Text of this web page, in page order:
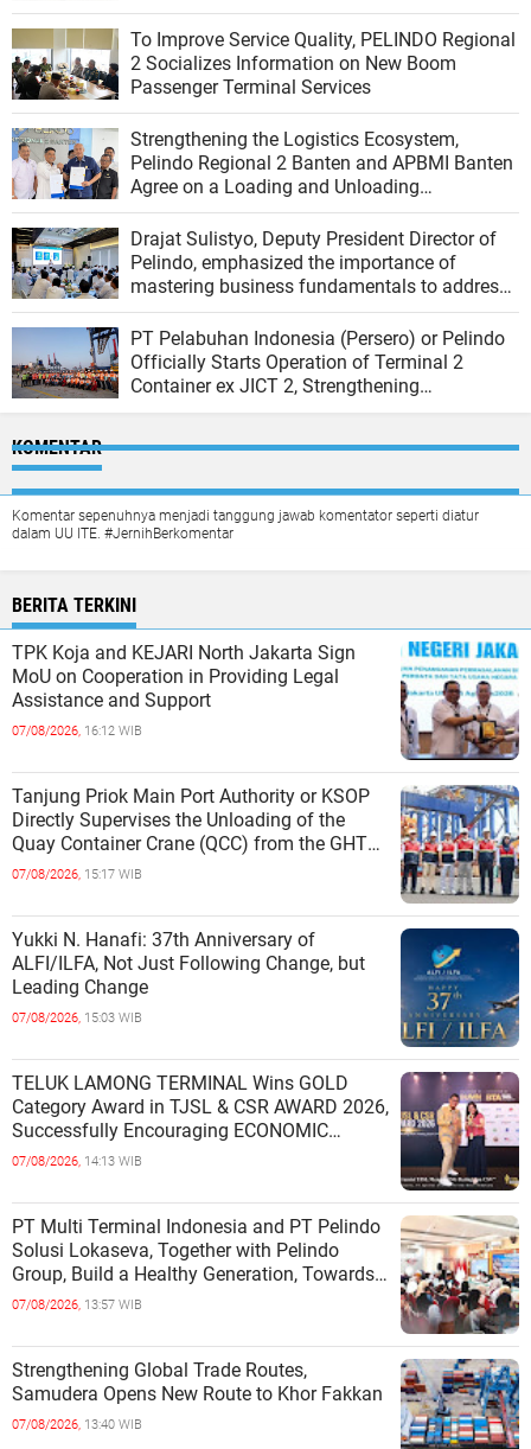
To Improve Service Quality, PELINDO Regional
2 Socializes Information on New Boom
Passenger Terminal Services
Strengthening the Logistics Ecosystem,
Pelindo Regional 2 Banten and APBMI Banten
Agree on a Loading and Unloading
Cooperation at Ciwandan Port
Drajat Sulistyo, Deputy President Director of
Pelindo, emphasized the importance of
mastering business fundamentals to address
the dynamics of the port industry
PT Pelabuhan Indonesia (Persero) or Pelindo
Officially Starts Operation of Terminal 2
Container ex JICT 2, Strengthening
KOMENTAR
Komentar sepenuhnya menjadi tanggung jawab komentator seperti diatur
dalam UU ITE. #JernihBerkomentar
BERITA TERKINI
TPK Koja and KEJARI North Jakarta Sign
MoU on Cooperation in Providing Legal
Assistance and Support
07/08/2026, 16:12 WIB
Tanjung Priok Main Port Authority or KSOP
Directly Supervises the Unloading of the
Quay Container Crane (QCC) from the GHT
Marimas Ship at the North J
07/08/2026, 15:17 WIB
Yukki N. Hanafi: 37th Anniversary of
ALFI/ILFA, Not Just Following Change, but
Leading Change
07/08/2026, 15:03 WIB
TELUK LAMONG TERMINAL Wins GOLD
Category Award in TJSL & CSR AWARD 2026,
Successfully Encouraging ECONOMIC
INDEPENDENCE OF COASTAL
07/08/2026, 14:13 WIB
PT Multi Terminal Indonesia and PT Pelindo
Solusi Lokaseva, Together with Pelindo
Group, Build a Healthy Generation, Towards
a Golden Indonesia
07/08/2026, 13:57 WIB
Strengthening Global Trade Routes,
Samudera Opens New Route to Khor Fakkan
07/08/2026, 13:40 WIB